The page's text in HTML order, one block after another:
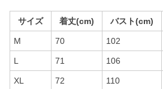
サイズ 着丈(cm) バスト(cm)
M 70 102
L 71 106
XL 72 110